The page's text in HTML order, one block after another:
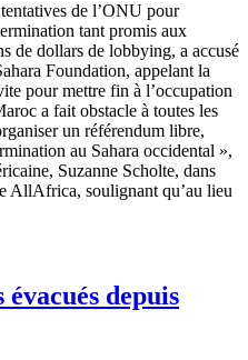
de l’ONU pour
tant promis aux
de dollars de lobbying, a accusé
Foundation, appelant la
pour mettre fin à l’occupation
a fait obstacle à toutes les
un référendum libre,
au Sahara occidental »,
Suzanne Scholte, dans
AllAfrica, soulignant qu’au lieu
depuis